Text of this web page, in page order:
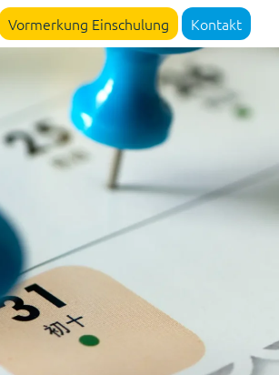
Vormerkung Einschulung Kontakt